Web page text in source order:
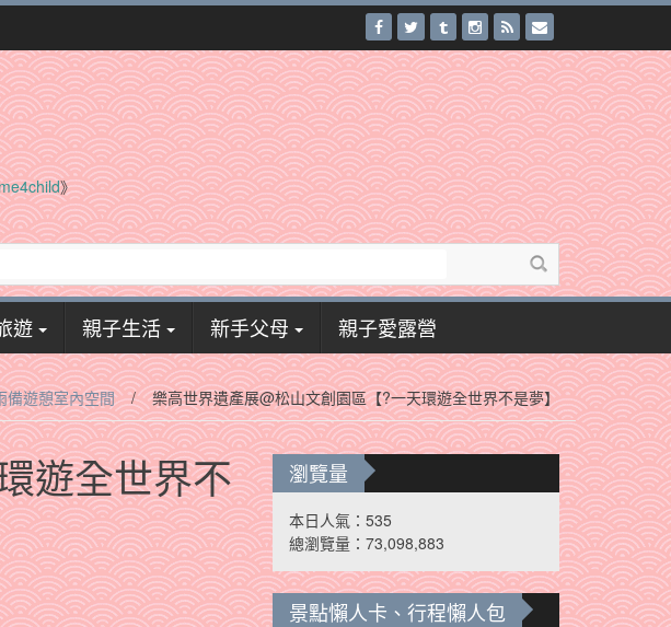
》
遊 親子生活 新手父母 親子愛露營
遊憩室內空間 / 樂高世界遺產展@松山文創園區【?一天環遊全世界不是夢】
遊全世界不 瀏覽量
本日人氣：535
總瀏覽量：73,098,883
景點懶人卡、行程懶人包